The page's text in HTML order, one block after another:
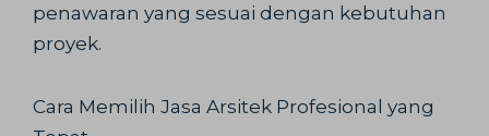
penawaran yang sesuai dengan kebutuhan
proyek.
Cara Memilih Jasa Arsitek Profesional yang